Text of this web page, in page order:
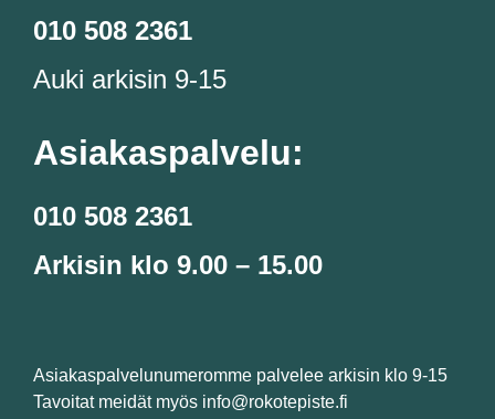
010 508 2361
Auki arkisin 9-15
Asiakaspalvelu:
010 508 2361
Arkisin klo 9.00 – 15.00
Asiakaspalvelunumeromme palvelee arkisin klo 9-15
Tavoitat meidät myös info@rokotepiste.fi